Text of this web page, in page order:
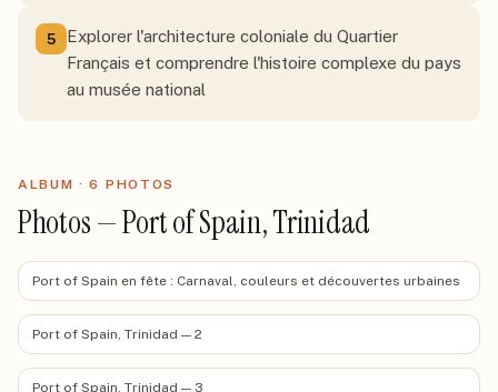
5
Explorer l'architecture coloniale du Quartier
Français et comprendre l'histoire complexe du pays
au musée national
ALBUM ·6 PHOTOS
Photos — Port of Spain, Trinidad
Port of Spain en fête : Carnaval, couleurs et découvertes urbaines
Port of Spain, Trinidad — 2
Port of Spain, Trinidad — 3